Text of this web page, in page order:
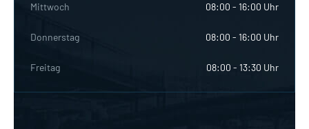
Mittwoch 08:00 - 16:00 Uhr
Donnerstag 08:00 - 16:00 Uhr
Freitag 08:00 - 13:30 Uhr